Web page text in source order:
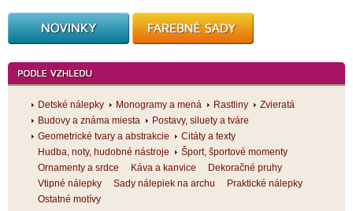
Detské nálepky Monogramy a mená Rastliny
Zvieratá
Budovy a známa miesta
Postavy, siluety a tváre
Geometrické tvary a abstrakcie
Citáty a texty
Hudba, noty, hudobné nástroje
Šport, športové momenty
Ornamenty a srdce
Káva a kanvice
Dekoračné pruhy
Vtipné nálepky
Sady nálepiek na archu
Praktické nálepky
Ostatné motívy